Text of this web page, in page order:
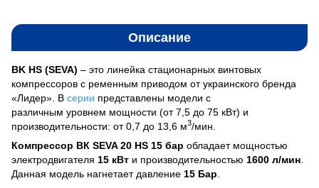
Описание
BK HS (SEVA) – это линейка стационарных винтовых
компрессоров с ременным приводом от украинского бренда
«Лидер». В серии представлены модели с
различным уровнем мощности (от 7,5 до 75 кВт) и
производительности: от 0,7 до 13,6 м3/мин.
Компрессор ВК SEVA 20 HS 15 бар обладает мощностью
электродвигателя 15 кВт и производительностью 1600 л/мин
Данная модель нагнетает давление 15 Бар